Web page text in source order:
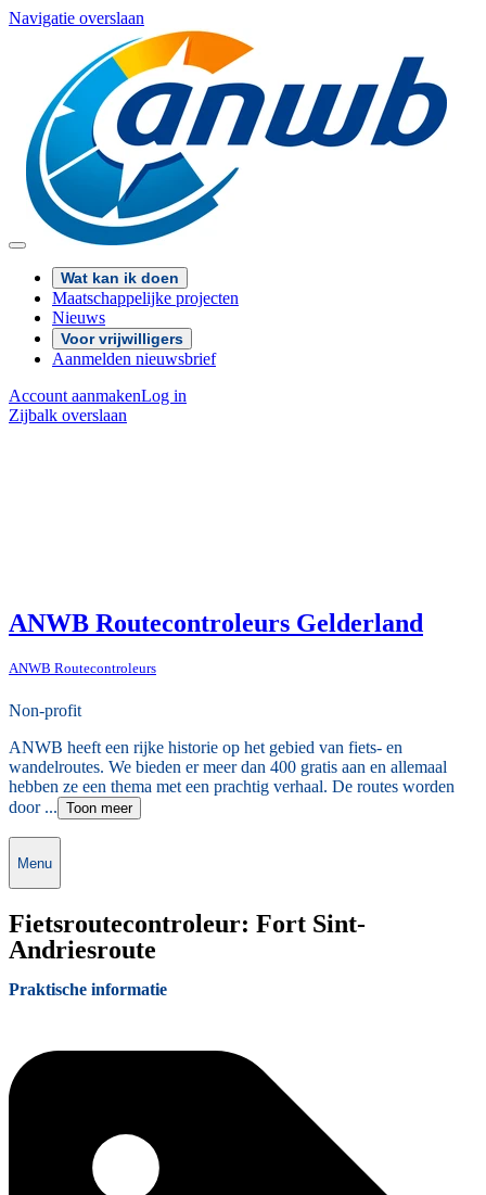
Navigatie overslaan
Wat kan ik doen
Maatschappelijke projecten
Nieuws
Voor vrijwilligers
Aanmelden nieuwsbrief
Account aanmakenLog in
Zijbalk overslaan
ANWB Routecontroleurs Gelderland
ANWB Routecontroleurs
Non-profit
ANWB heeft een rijke historie op het gebied van fiets- en
wandelroutes. We bieden er meer dan 400 gratis aan en allemaal
hebben ze een thema met een prachtig verhaal. De routes worden
door ... Toon meer
Menu
Fietsroutecontroleur: Fort Sint-
Andriesroute
Praktische informatie